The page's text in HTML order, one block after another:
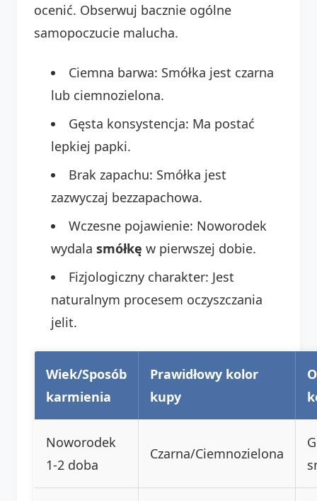
ocenić. Obserwuj bacznie ogólne
samopoczucie malucha.
Ciemna barwa: Smółka jest czarna
lub ciemnozielona.
Gęsta konsystencja: Ma postać
lepkiej papki.
Brak zapachu: Smółka jest
zazwyczaj bezzapachowa.
Wczesne pojawienie: Noworodek
wydala smółkę w pierwszej dobie.
Fizjologiczny charakter: Jest
naturalnym procesem oczyszczania
jelit.
Wiek/Sposób
karmienia
Prawidłowy kolor
kupy
Noworodek
1-2 doba
Czarna/Ciemnozielona